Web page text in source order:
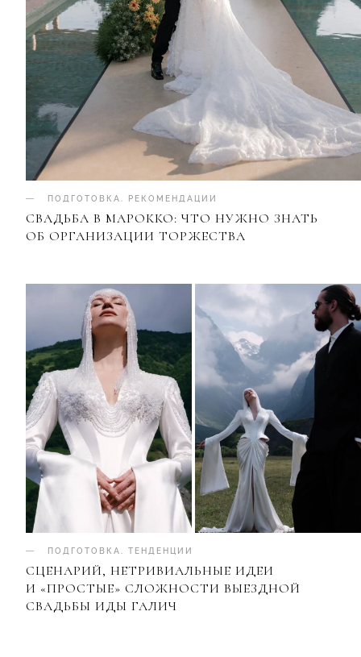
ПОДГОТОВКА РЕКОМЕНДАЦИИ
СВАДЬБА В МАРОККО: ЧТО НУЖНО ЗНАТЬ
ОБ ОРГАНИЗАЦИИ ТОРЖЕСТВА
ПОДГОТОВКА ТЕНДЕНЦИИ
СЦЕНАРИЙ, НЕТРИВИАЛЬНЫЕ ИДЕИ
И «ПРОСТЫЕ» СЛОЖНОСТИ ВЫЕЗДНОЙ
СВАДЬБЫ ИДЫ ГАЛИЧ